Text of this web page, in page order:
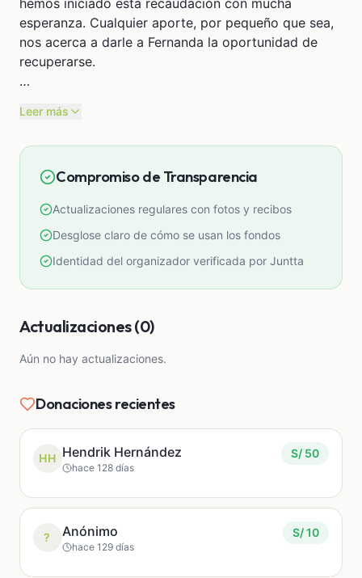
hemos iniciado esta recaudación con mucha
esperanza. Cualquier aporte, por pequeño que sea,
nos acerca a darle a Fernanda la oportunidad de
recuperarse.
este mensaje también nos ayuda muchísimo.
Gracias de corazón por su solidaridad, sus
oraciones y por acompañarnos en este momento
- Yape o Plin: 943947774
- Cuenta Simple Soles en Interbank: 439
- CCI en Interbank: 00343901317457801774
- Cuenta en dólares Interbank: 898 3256408121
Leer más
Compromiso de Transparencia
Actualizaciones regulares con fotos y recibos
Desglose claro de cómo se usan los fondos
Identidad del organizador verificada por Juntta
Actualizaciones (0)
Aún no hay actualizaciones.
Donaciones recientes
HH Hendrik Hernández
hace 128 días
S/ 50
? Anónimo
hace 129 días
S/ 10